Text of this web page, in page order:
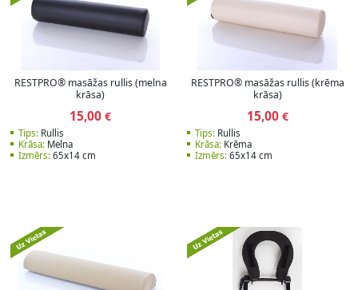
RESTPRO® masāžas rullis (melna
krāsa)
15,00 €
Tips:Rullis
Krāsa:Melna
Izmērs:65x14 cm
RESTPRO® masāžas rullis (krēma
krāsa)
15,00€
Tips: Rullis
Krāsa: Krēma
Izmērs: 65x14 cm